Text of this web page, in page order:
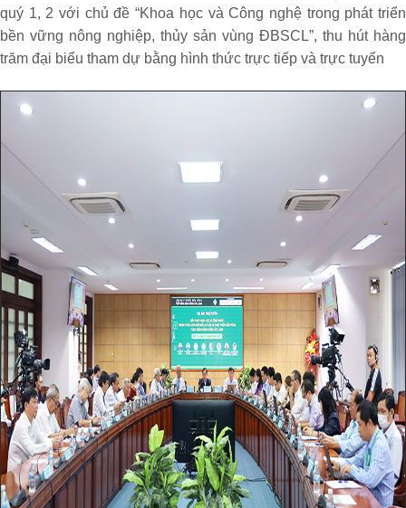
quý 1, 2 với chủ đề “Khoa học và Công nghệ trong phát triển
bền vững nông nghiệp, thủy sản vùng ĐBSCL”, thu hút hàng
trăm đại biểu tham dự bằng hình thức trực tiếp và trực tuyến